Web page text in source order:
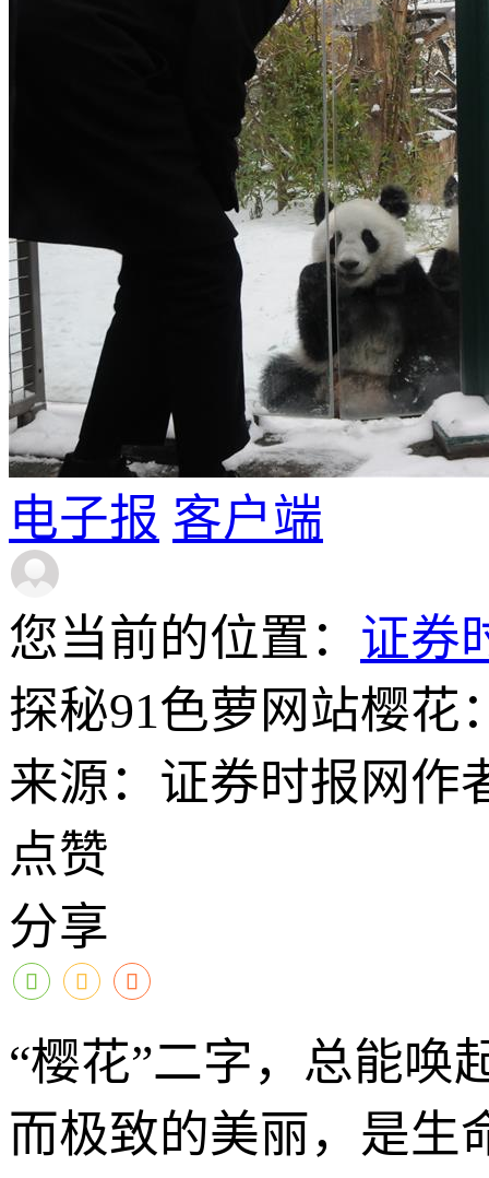
电子报 客户端
您当前的位置： 证券
探秘91色萝网站樱花
来源：证券时报网作
点赞
分享
“樱花”二字，总能唤
而极致的美丽，是生